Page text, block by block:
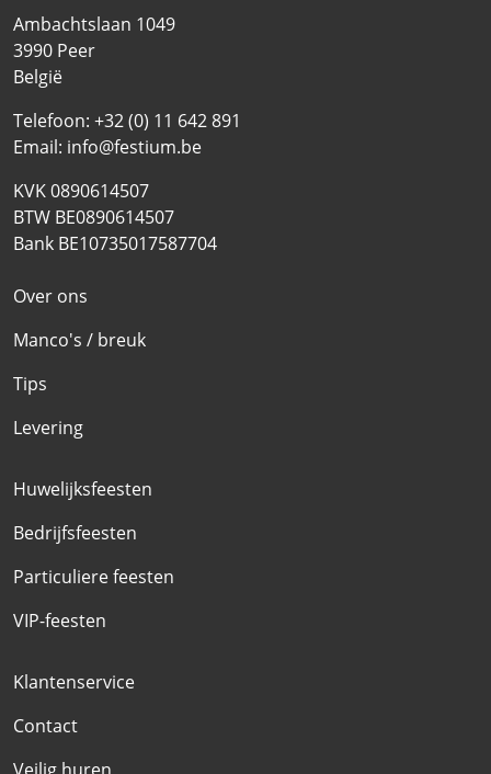
Ambachtslaan 1049
3990 Peer
België
Telefoon: +32 (0) 11 642 891
Email: info@festium.be
KVK 0890614507
BTW BE0890614507
Bank BE10735017587704
Over ons
Manco's / breuk
Tips
Levering
Huwelijksfeesten
Bedrijfsfeesten
Particuliere feesten
VIP-feesten
Klantenservice
Contact